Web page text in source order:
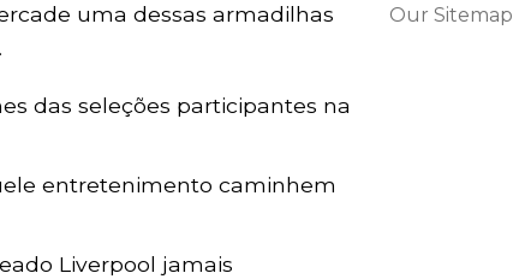
uma dessas armadilhas
das seleções participantes na
entretenimento caminhem
Liverpool jamais
Our Sitemap